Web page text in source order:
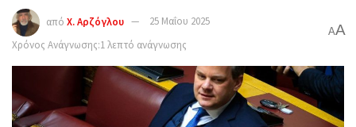
από Χ. Αρζόγλου
25 Μαΐου 2025
Χρόνος Ανάγνωσης:1 λεπτό ανάγνωσης
AA